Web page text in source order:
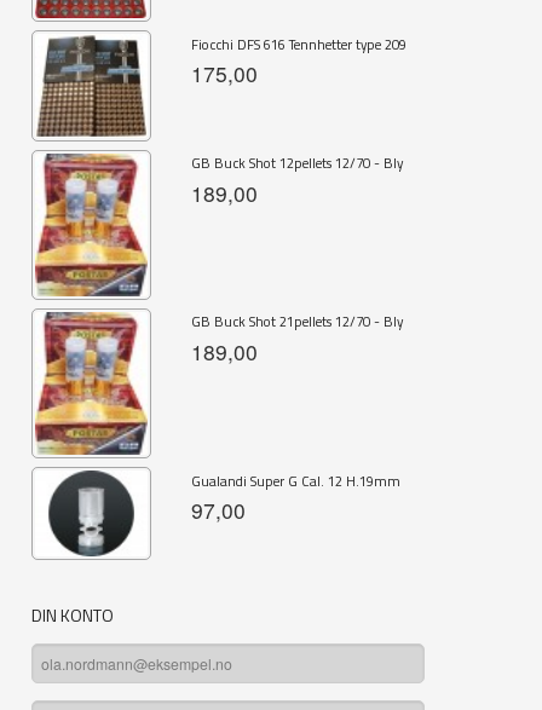
Fiocchi DFS 616 Tennhetter type 209
175,00
GB Buck Shot 12pellets 12/70 - Bly
189,00
GB Buck Shot 21pellets 12/70 - Bly
189,00
Gualandi Super G Cal. 12 H.19mm
97,00
DIN KONTO